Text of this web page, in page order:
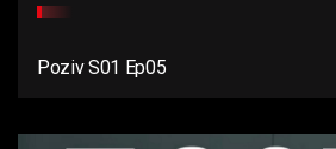
Poziv S01 Ep05